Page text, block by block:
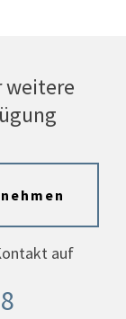
weitere
auf